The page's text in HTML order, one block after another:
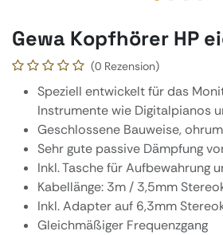
Gewa Kopfhörer HP
(0 Rezension)
Speziell entwickelt für das
Instrumente wie Digitalpianos
Geschlossene Bauweise,
Sehr gute passive Dämpfung
Inkl. Tasche für Aufbewahrung
Kabellänge: 3m / 3,5mm
Inkl. Adapter auf 6,3mm
Gleichmäßiger Frequenzgang